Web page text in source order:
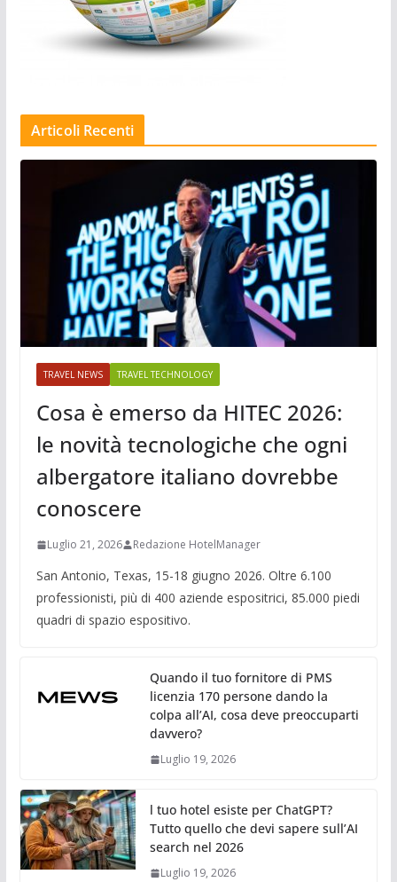
Articoli Recenti
TRAVEL NEWS TRAVEL TECHNOLOGY
Cosa è emerso da HITEC 2026:
le novità tecnologiche che ogni
albergatore italiano dovrebbe
conoscere
Luglio 21, 2026 Redazione HotelManager
San Antonio, Texas, 15-18 giugno 2026. Oltre 6.100
professionisti, più di 400 aziende espositrici, 85.000 piedi
quadri di spazio espositivo.
Quando il tuo fornitore di PMS
licenzia 170 persone dando la
colpa all’AI, cosa deve preoccuparti
davvero?
Luglio 19, 2026
l tuo hotel esiste per ChatGPT?
Tutto quello che devi sapere sull’AI
search nel 2026
Luglio 19, 2026